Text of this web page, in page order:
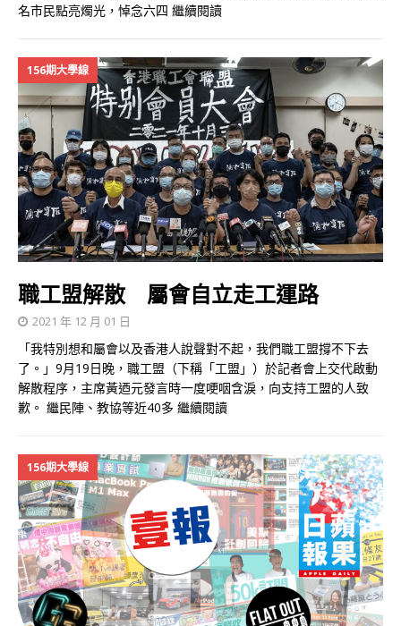
名市民點亮燭光，悼念六四 繼續閱讀
156期大學線
職工盟解散 屬會自立走工運路
2021 年 12 月 01 日
「我特別想和屬會以及香港人說聲對不起，我們職工盟撐不下去
了。」9月19日晚，職工盟（下稱「工盟」）於記者會上交代啟動
解散程序，主席黃迺元發言時一度哽咽含淚，向支持工盟的人致
歉。 繼民陣、教協等近40多 繼續閱讀
156期大學線